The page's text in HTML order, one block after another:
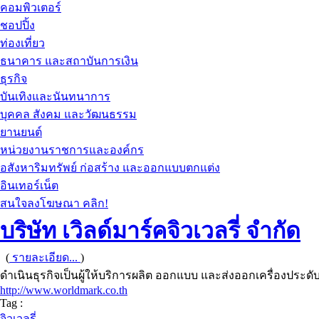
คอมพิวเตอร์
ชอปปิ้ง
ท่องเที่ยว
ธนาคาร และสถาบันการเงิน
ธุรกิจ
บันเทิงและนันทนาการ
บุคคล สังคม และวัฒนธรรม
ยานยนต์
หน่วยงานราชการและองค์กร
อสังหาริมทรัพย์ ก่อสร้าง และออกแบบตกแต่ง
อินเทอร์เน็ต
สนใจลงโฆษณา คลิก!
บริษัท เวิลด์มาร์คจิวเวลรี่ จำกัด
( รายละเอียด... )
ดำเนินธุรกิจเป็นผู้ให้บริการผลิต ออกแบบ และส่งออกเครื่องประดั
http://www.worldmark.co.th
Tag :